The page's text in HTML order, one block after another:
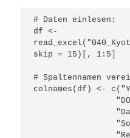
# Daten einlesen:
df <-
skip = 15)[, 1:5]
# Spaltennamen
colnames(df) <-